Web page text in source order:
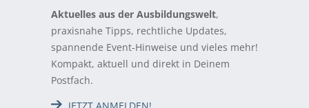
Aktuelles aus der Ausbildungswelt,
praxisnahe Tipps, rechtliche Updates,
spannende Event-Hinweise und vieles mehr!
Kompakt, aktuell und direkt in Deinem
Postfach.